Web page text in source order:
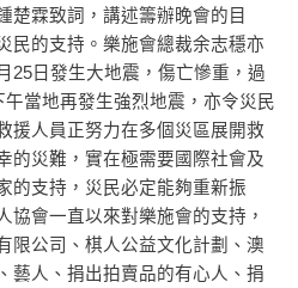
楚霖致詞，講述籌辦晚會的目
民的支持。樂施會總裁余志穩亦
25日發生大地震，傷亡慘重，過
當地再發生強烈地震，亦令災民
援人員正努力在多個災區展開救
的災難，實在極需要國際社會及
的支持，災民必定能夠重新振
協會一直以來對樂施會的支持，
限公司、棋人公益文化計劃、澳
藝人、捐出拍賣品的有心人、捐